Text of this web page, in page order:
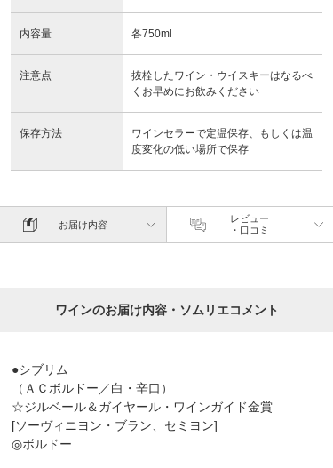
内容量 各750ml
注意点
抜栓したワイン・ウイスキーはなるべ
くお早めにお飲みください
保存方法
ワインセラーで定温保存、もしくは温
度変化の低い場所で保存
お届け内容
レビュー
・口コミ
ワインのお届け内容・ソムリエコメント
●シブリム
（ＡＣボルドー／白・辛口）
☆ジルベール＆ガイヤール・ワインガイド金賞
[ソーヴィニヨン・ブラン、セミヨン]
◎ボルドー